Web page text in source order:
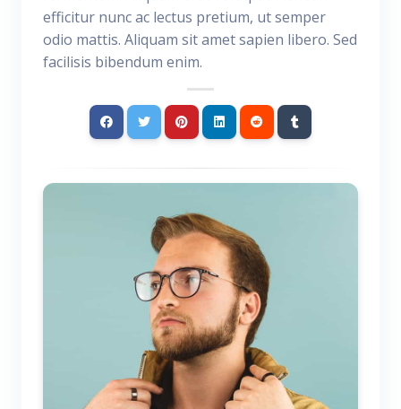
efficitur nunc ac lectus pretium, ut semper
odio mattis. Aliquam sit amet sapien libero. Sed
facilisis bibendum enim.